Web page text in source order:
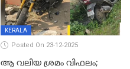
KERALA
Posted On 23-12-2025
ആ വലിയ ശ്രമം വിഫലം;